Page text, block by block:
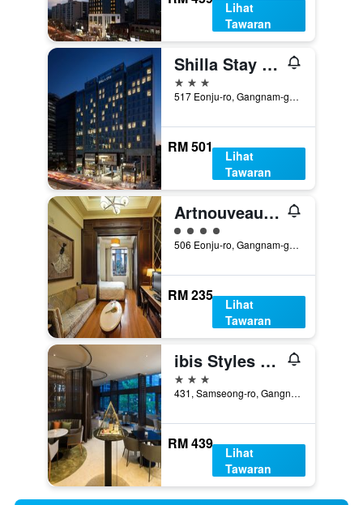
Lihat
Tawaran
Shilla Stay Gangnam Yeoksam
3 bintang
517 Eonju-ro, Gangnam-gu, Seoul, Korea Selatan
RM 501
Lihat
Tawaran
Artnouveau Hotel Yeoksam
penarafan kelas 4
506 Eonju-ro, Gangnam-gu, Seoul, Korea Selatan
RM 235
Lihat
Tawaran
ibis Styles Ambassador Seoul Gangnam
3 bintang
431, Samseong-ro, Gangnam-gu, Seoul, Korea Selatan
RM 439
Lihat
Tawaran